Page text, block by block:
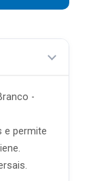
-
e permite